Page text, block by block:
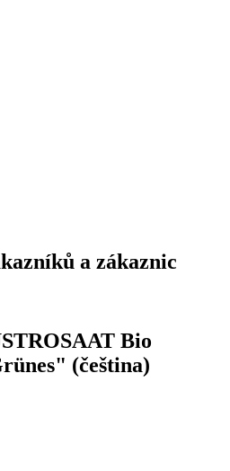
a zákaznic
Bio
(čeština)